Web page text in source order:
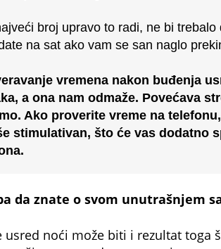
broj upravo to radi, ne bi
na sat ako vam se san naglo
vremena nakon buđenja
a ona nam odmaže. Povećava
Ako proverite vreme na
stimulativan, što će vas dodatno
da znate o svom unutrašnjem
usred noći može biti i rezultat toga